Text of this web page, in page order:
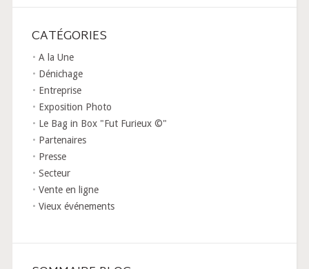
CATÉGORIES
A la Une
Dénichage
Entreprise
Exposition Photo
Le Bag in Box "Fut Furieux ©"
Partenaires
Presse
Secteur
Vente en ligne
Vieux événements